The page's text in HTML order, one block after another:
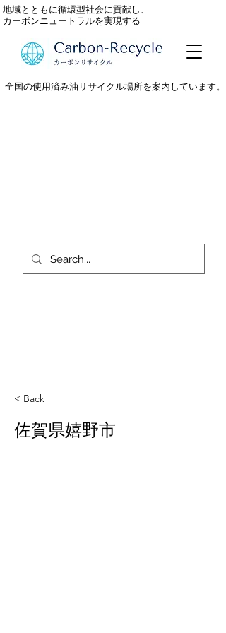
全国の使用済み油リサイクル場所を案内しています。
地域とともに循環型社会に貢献し、
カーボンニュートラルを実現する
< Back
佐賀県嬉野市